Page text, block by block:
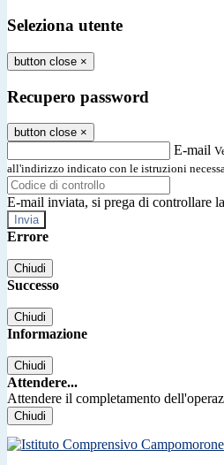
Seleziona utente
button close ×
Recupero password
button close ×
E-mail
all'indirizzo indicato con le istruzioni
E-mail inviata, si prega di controllare
Errore
Chiudi
Successo
Chiudi
Informazione
Chiudi
Attendere...
Attendere il completamento
Chiudi